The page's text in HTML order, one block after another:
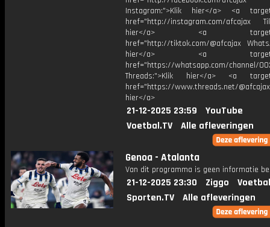
Instagram:">Klik hier</a> <a
href="http://instagram.com/afcajax
hier</a> <a
href="http://tiktok.com/@afcajax
hier</a> <a
href="https://whatsapp.com/channel/
Threads:">Klik hier</a> <a
href="https://www.threads.net/
hier</a>
21-12-2025 23:59
YouTube
Voetbal.TV
Alle afleveringen
Genoa - Atalanta
Van dit programma is geen informatie
21-12-2025 23:30 Ziggo
Sporten.TV
Alle afleveringen